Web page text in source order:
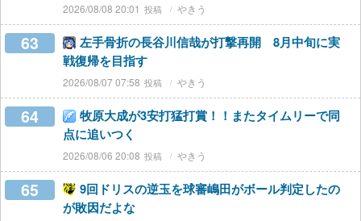
2026/08/08 20:01 やきう
63
左手骨折の長谷川信哉が打撃再開 8月中旬に実
戦復帰を目指す
2026/08/07 07:58 やきう
64
牧原大成が3安打猛打賞！！またタイムリーで同
点に追いつく
2026/08/06 20:08 やきう
65
9回ドリスの逆玉を球審嶋田がボール判定したの
が敗因だよな